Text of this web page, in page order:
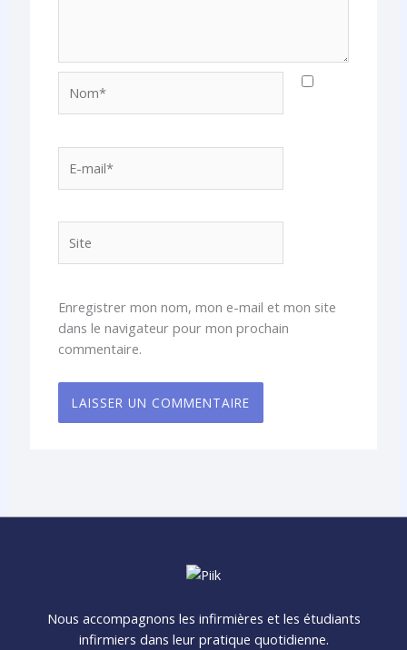
mail*
Enregistrer mon nom, mon e-mail et mon site
dans le navigateur pour mon prochain
commentaire.
Nous accompagnons les infirmières et les étudiants
infirmiers dans leur pratique quotidienne.